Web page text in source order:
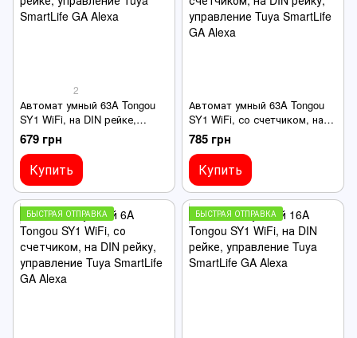
2
Автомат умный 63A Tongou
SY1 WiFi, на DIN рейке,
управление Tuya SmartLife
GA Alexa
679 грн
Купить
Автомат умный 63A Tongou
SY1 WiFi, со счетчиком, на
DIN рейку, управление Tuya
SmartLife GA Alexa
785 грн
Купить
БЫСТРАЯ ОТПРАВКА БЫСТРАЯ ОТПРАВКА